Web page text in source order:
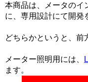
本商品は、メータのイ
に、専用設計にて開発
どちらかというと、前
メーター照明用には、
ます。